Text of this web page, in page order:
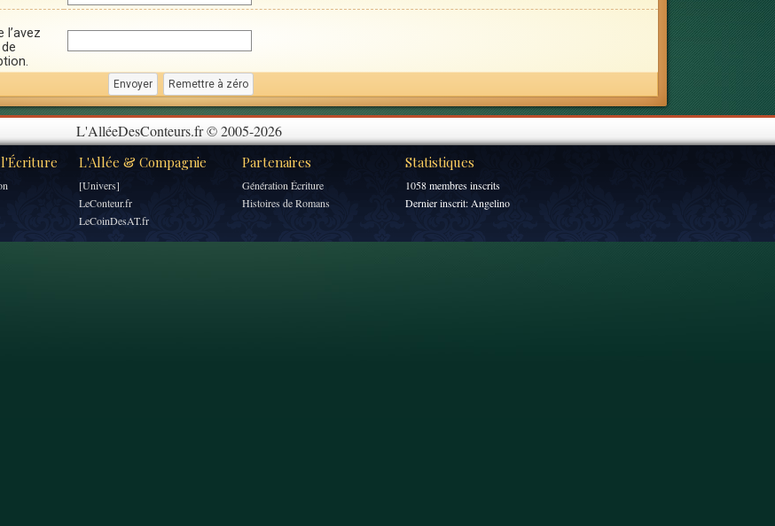
l’avez
L'AlléeDesConteurs.fr © 2005-2026
L'Allée & Compagnie Partenaires Statistiques
[Univers]
LeConteur.fr
LeCoinDesAT.fr
Génération Écriture
Histoires de Romans
1058 membres inscrits
Dernier inscrit: Angelino